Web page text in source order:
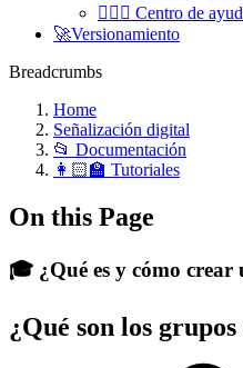
🧏🏻‍♀️ Centro de
🚀Versionamiento
Breadcrumbs
Home
Señalización digital
📂 Documentación
👩🏻‍🏫 Tutoriales
On this Page
🎓 ¿Qué es y cómo crear
¿Qué son los